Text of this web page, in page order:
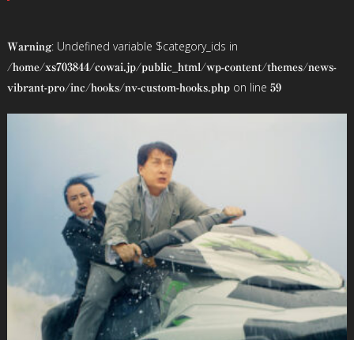
ゲ
ー
Warning: Undefined variable $category_ids in
/home/xs703844/cowai.jp/public_html/wp-content/themes/news-
vibrant-pro/inc/hooks/nv-custom-hooks.phpon line 59